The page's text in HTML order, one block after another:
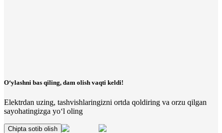
O‘ylashni bas qiling, dam olish vaqti keldi!
Elektrdan uzing, tashvishlaringizni ortda qoldiring va orzu qilgan
sayohatingizga yo‘l oling
Chipta sotib olish